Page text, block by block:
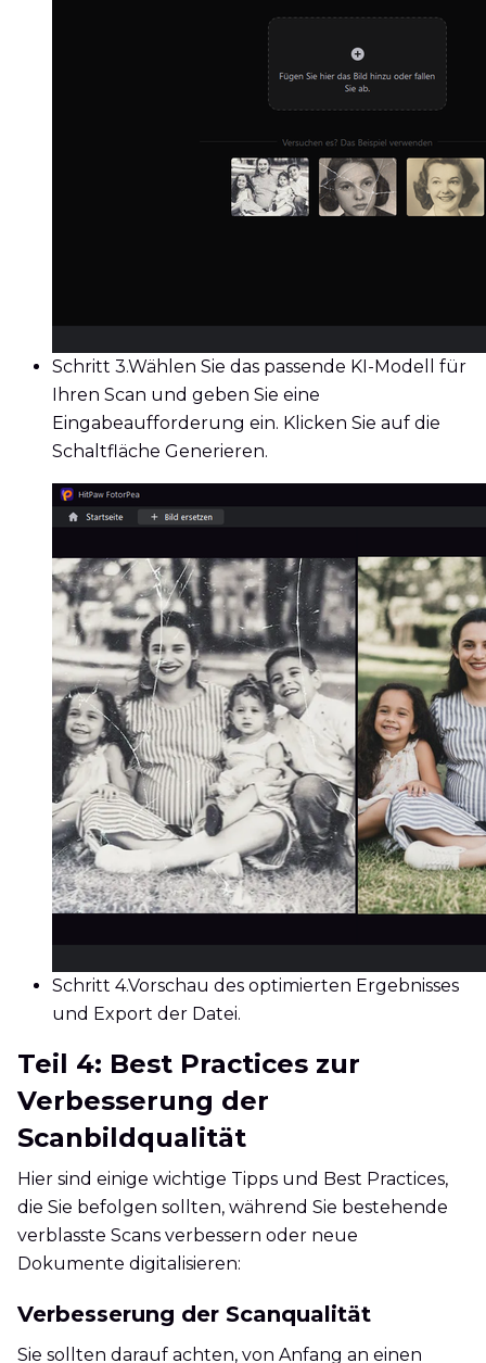
Schritt 3.Wählen Sie das passende KI-Modell für
Ihren Scan und geben Sie eine
Eingabeaufforderung ein. Klicken Sie auf die
Schaltfläche Generieren.
Schritt 4.Vorschau des optimierten Ergebnisses
und Export der Datei.
Teil 4: Best Practices zur
Verbesserung der
Scanbildqualität
Hier sind einige wichtige Tipps und Best Practices,
die Sie befolgen sollten, während Sie bestehende
verblasste Scans verbessern oder neue
Dokumente digitalisieren:
Verbesserung der Scanqualität
Sie sollten darauf achten, von Anfang an einen